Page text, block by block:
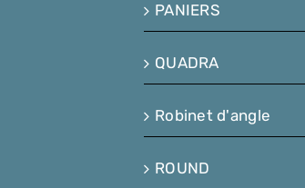
PANIERS
QUADRA
Robinet d'angle
ROUND